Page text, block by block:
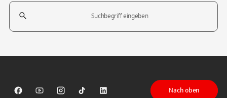
Suchfeld
Sparkasse auf Facebook
Sparkasse auf Youtube
Sparkasse auf Instagram
Sparkasse auf TikTok
Sparkasse auf LinkedIn
Nach oben